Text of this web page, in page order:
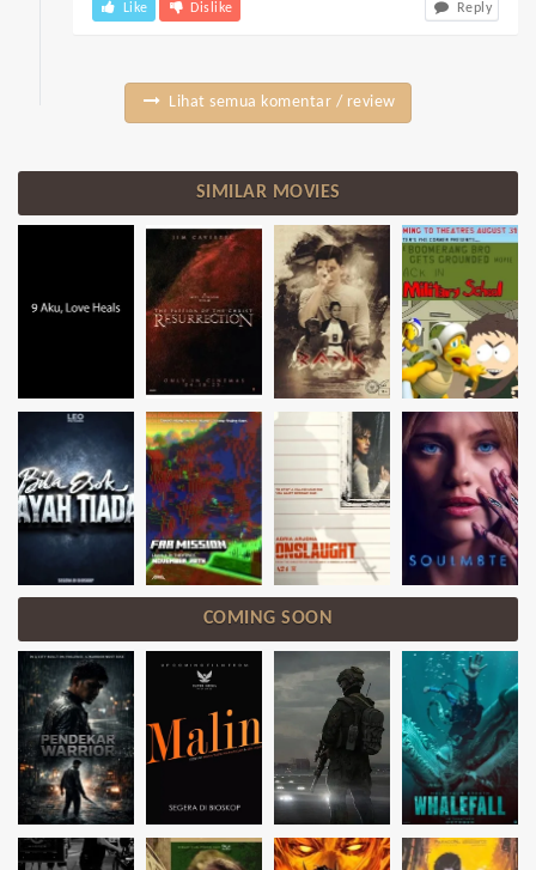
Like Dislike Reply
Lihat semua komentar / review
SIMILAR MOVIES
COMING SOON